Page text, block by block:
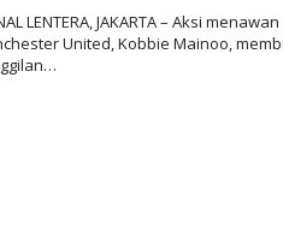
LENTERA, JAKARTA – Aksi
United, Kobbie Mainoo,